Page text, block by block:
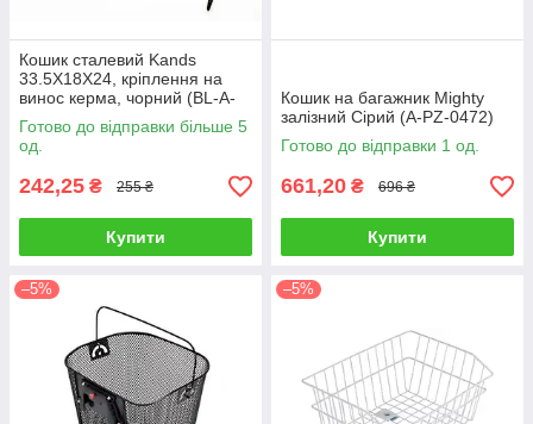
Кошик сталевий Kands
33.5X18X24, кріплення на
винос керма, чорний (BL-A-
005)
Готово до відправки більше 5
од.
242,25 ₴ 255 ₴
Купити
Кошик на багажник Mighty
залізний Сірий (A-PZ-0472)
Готово до відправки 1 од.
661,20 ₴ 696 ₴
Купити
–5% –5%